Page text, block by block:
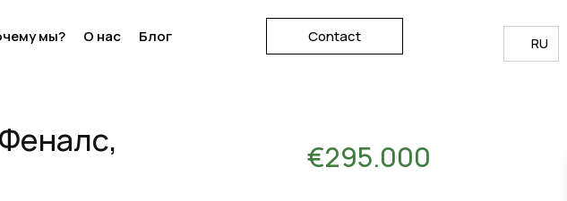
мы? О нас Блог Contact RU
€295.000